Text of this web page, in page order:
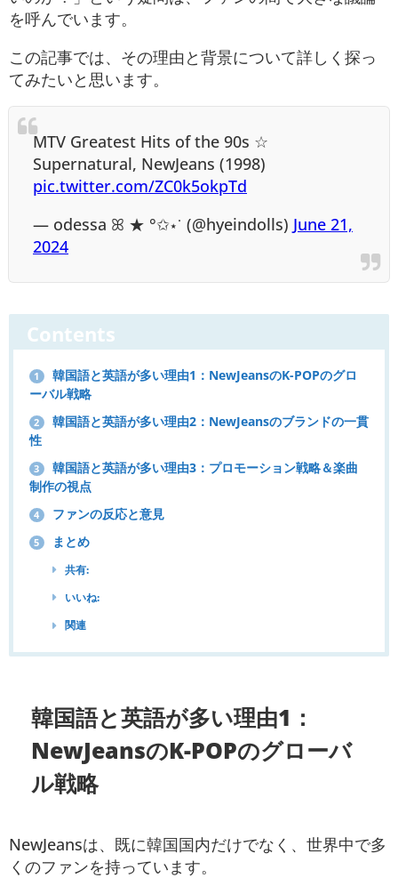
を呼んでいます。
この記事では、その理由と背景について詳しく探っ
てみたいと思います。
MTV Greatest Hits of the 90s ☆
Supernatural, NewJeans (1998)
pic.twitter.com/ZC0k5okpTd
— odessa ꕤ ★ °✩⋆˙ (@hyeindolls) June 21,
2024
Contents
1
韓国語と英語が多い理由1：NewJeansのK-POPのグロ
ーバル戦略
2
韓国語と英語が多い理由2：NewJeansのブランドの一貫
性
3
韓国語と英語が多い理由3：プロモーション戦略＆楽曲
制作の視点
4 ファンの反応と意見
5 まとめ
共有:
いいね:
関連
韓国語と英語が多い理由1：
NewJeansのK-POPのグローバ
ル戦略
NewJeansは、既に韓国国内だけでなく、世界中で多
くのファンを持っています。